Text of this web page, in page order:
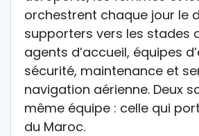
orchestrent chaque jour le
supporters vers les stades
agents d’accueil, équipes
sécurité, maintenance et
navigation aérienne. Deux
même équipe : celle qui
du Maroc.